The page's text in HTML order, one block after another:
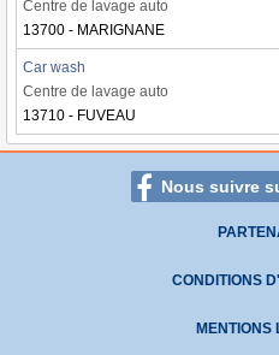
Centre de lavage auto
13700 - MARIGNANE
Car wash
Centre de lavage auto
13710 - FUVEAU
Nous suivre
CONDITIONS
MENTIONS